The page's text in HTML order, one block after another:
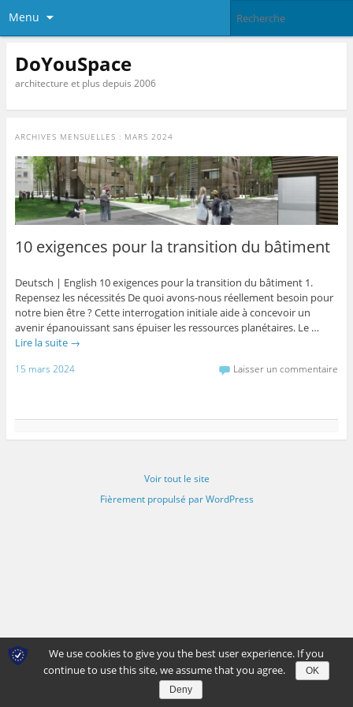
Menu
DoYouSpace
architecture et plus depuis 2006
ARCHIVES MENSUELLES : MARS 2024
10 exigences pour la transition du bâtiment
Deutsch | English 10 exigences pour la transition du bâtiment 1.
Repensez les nécessités De quoi avons-nous réellement besoin pour
notre bien être ? Cette interrogation initiale aide à concevoir un
avenir épanouissant sans épuiser les ressources planétaires. Le …
Lire la suite →
15 mars 2024 Laisser un commentaire
Voir tout le site
Fièrement propulsé par WordPress
We use cookies to give you the best user experience. If you
continue to use this site, we assume that you agree.
OK
Deny